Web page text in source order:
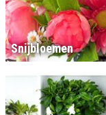
Snijbloemen